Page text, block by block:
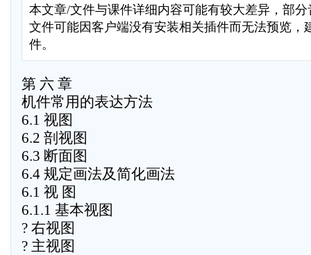
本文章/文件与课件详细内容可能有较大差异，部
文件可能因客户端没有安装相关插件而无法预览，
件。
第 六 章
机件常用的表达方法
6.1 视图
6.2 剖视图
6.3 断面图
6.4 规定画法及简化画法
6.1 视 图
6.1.1 基本视图
? 右视图
? 主视图